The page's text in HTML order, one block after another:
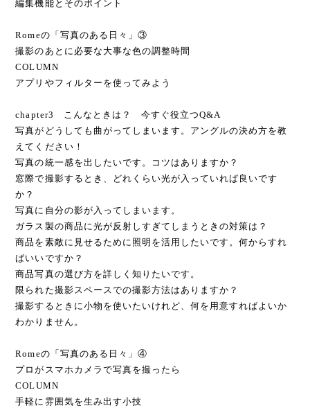
編集機能とそのポイント
Romeの「写真のある日々」③
撮影のあとに必要な大事な色の調整時間
COLUMN
アプリやフィルターを使ってみよう
chapter3 こんなときは？ 今すぐ役立つQ&A
写真がどうしても曲がってしまいます。アングルの決め方を教
えてください！
写真の統一感を出したいです。コツはありますか？
窓際で撮影するとき、どれくらい光が入っていれば良いです
か？
写真に自分の影が入ってしまいます。
ガラス製の商品に光が反射しすぎてしまうときの対策は？
商品を素敵に見せるために照明を活用したいです。何からすれ
ばいいですか？
商品写真の選び方を詳しく知りたいです。
限られた撮影スペースでの撮影方法はありますか？
撮影するときに小物を使いたいけれど、何を用意すればよいか
わかりません。
Romeの「写真のある日々」④
プロがスマホカメラで写真を撮ったら
COLUMN
手軽に雰囲気を生み出す小技